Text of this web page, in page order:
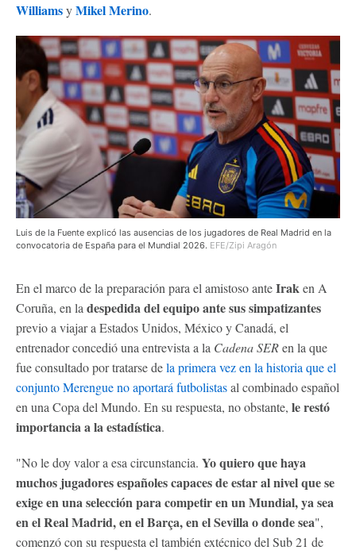
WilliamsyMikel Merino.
Luis de la Fuente explicó las ausencias de los jugadores de Real Madrid en la
convocatoria de España para el Mundial 2026. EFE/Zipi Aragón
En el marco de la preparación para el amistoso anteIraken A
Coruña, en la despedida del equipo ante sus simpatizantes
previo a viajar a Estados Unidos, México y Canadá, el
entrenador concedió una entrevista a la Cadena SERen la que
fue consultado por tratarse dela primera vez en la historia que el
conjunto Merengue no aportará futbolistasal combinado español
en una Copa del Mundo. En su respuesta, no obstante, le restó
importancia a la estadística.
"No le doy valor a esa circunstancia. Yo quiero que haya
muchos jugadores españoles capaces de estar al nivel que se
exige en una selección para competir en un Mundial, ya sea
en el Real Madrid, en el Barça, en el Sevilla o donde sea",
comenzó con su respuesta el también extécnico del Sub 21 de